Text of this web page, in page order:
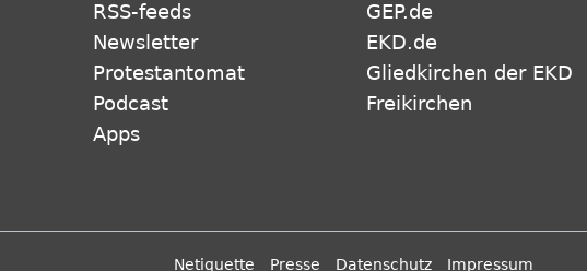
RSS-feeds
Newsletter
Protestantomat
Podcast
Apps
GEP.de
EKD.de
Gliedkirchen der EKD
Freikirchen
Netiquette Presse Datenschutz Impressum